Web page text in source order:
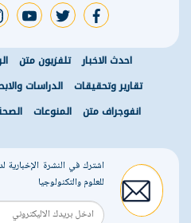
facebook
twitter
احدث الاخبار تلفزيون متن
تقارير وتحقيقات
الدراسات
انفوجراف متن
المنوعات
اشترك في النشرة الإخبارية
للعلوم والتكنولوجيا